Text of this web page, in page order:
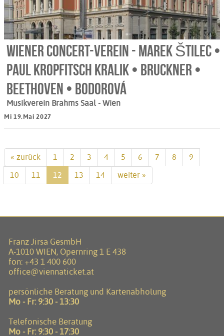
Wiener Concert-Verein - Marek Štilec •
Paul Kropfitsch Kralik • Bruckner •
Beethoven • Bodorová
Musikverein Brahms Saal - Wien
Mi 19.Mai 2027
« zurück 1 2 3 4 5 6 7 8
9
10
11 12 13 14 weiter »
Franz Jirsa GesmbH
A-1010 WIEN, Opernring 1 E 438
fon: +43 1 400 600
office@viennaticket.at
persönliche Beratung und Kartenabholung
Mo - Fr: 9:30 - 13:30
Telefonische Beratung
Mo - Fr: 9:30 - 17:30